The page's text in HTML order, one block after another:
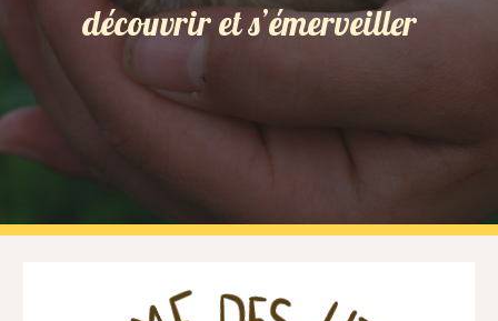
découvrirets’émerveiller